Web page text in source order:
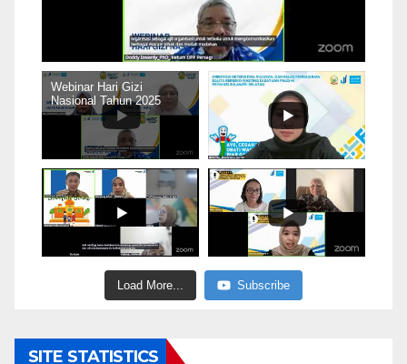
Webinar Hari Gizi
Nasional Tahun 2025
Load More... Subscribe
SITE STATISTICS